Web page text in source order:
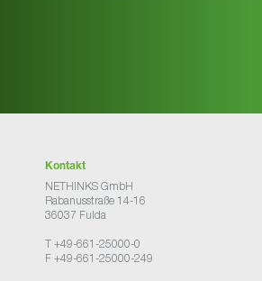
Kontakt
NETHINKS GmbH
Rabanusstraße 14-16
36037 Fulda
T +49-661-25000-0
F +49-661-25000-249